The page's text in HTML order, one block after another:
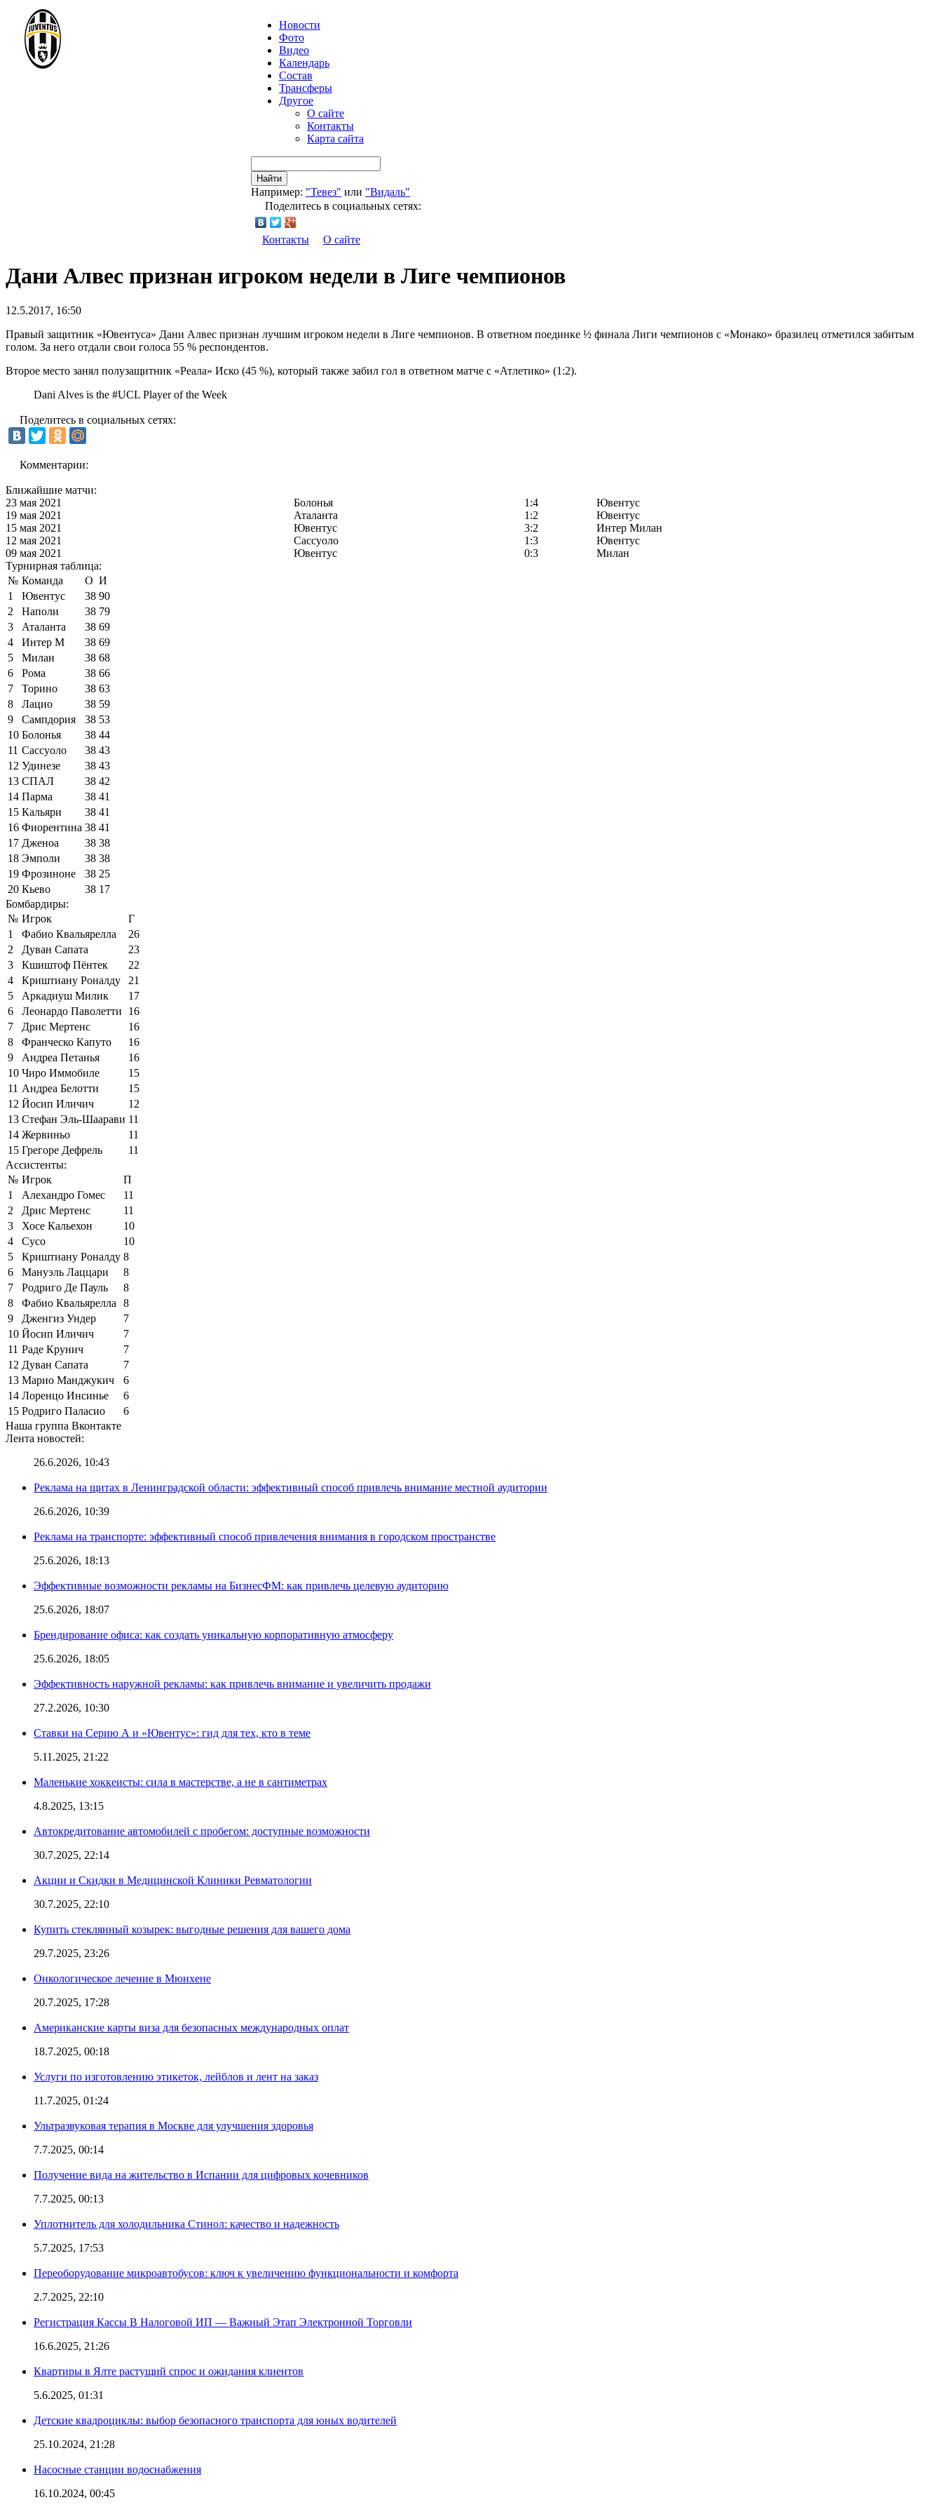
Новости
Фото
Видео
Календарь
Состав
Трансферы
Другое
О сайте
Контакты
Карта сайта
Найти
Например: "Тевез" или "Видаль"
Поделитесь в социальных сетях:
Контакты О сайте
Дани Алвес признан игроком недели в Лиге чемпионов
12.5.2017, 16:50
Правый защитник «Ювентуса» Дани Алвес признан лучшим игроком недели в Лиге чемпионов. В ответном поединке ½ финала Лиги чемпионов с «Монако» бразилец отметился забитым
голом. За него отдали свои голоса 55 % респондентов.
Второе место занял полузащитник «Реала» Иско (45 %), который также забил гол в ответном матче с «Атлетико» (1:2).
Dani Alves is the #UCL Player of the Week
Поделитесь в социальных сетях:
Комментарии:
Ближайшие матчи:
23 мая 2021
Болонья 1:4
Ювентус
19 мая 2021
Аталанта 1:2
Ювентус
15 мая 2021
Ювентус 3:2
Интер Милан
12 мая 2021
Сассуоло 1:3
Ювентус
09 мая 2021
Ювентус 0:3
Милан
Турнирная таблица:
№ Команда О И
1
Ювентус 38 90
2
Наполи 38 79
3
Аталанта 38 69
4
Интер М 38 69
5
Милан 38 68
6
Рома 38 66
7
Торино 38 63
8
Лацио 38 59
9
Сампдория 38 53
10 Болонья 38 44
11 Сассуоло 38 43
12 Удинезе 38 43
13 СПАЛ 38 42
14 Парма 38 41
15 Кальяри 38 41
16 Фиорентина 38 41
17 Дженоа 38 38
18 Эмполи 38 38
19 Фрозиноне 38 25
20 Кьево 38 17
Бомбардиры:
№ Игрок
Г
1
Фабио Квальярелла
26
2
Дуван Сапата
23
3
Кшиштоф Пёнтек
22
4
Криштиану Роналду
21
5
Аркадиуш Милик
17
6
Леонардо Паволетти
16
7
Дрис Мертенс
16
8
Франческо Капуто
16
9
Андреа Петанья
16
10 Чиро Иммобиле
15
11 Андреа Белотти
15
12 Йосип Иличич
12
13 Стефан Эль-Шаарави 11
14 Жервиньо
11
15 Грегоре Дефрель
11
Ассистенты:
№ Игрок
П
1
Алехандро Гомес
11
2
Дрис Мертенс
11
3
Хосе Кальехон
10
4
Сусо
10
5
Криштиану Роналду 8
6
Мануэль Лаццари
8
7
Родриго Де Пауль
8
8
Фабио Квальярелла
8
9
Дженгиз Ундер
7
10 Йосип Иличич
7
11 Раде Крунич
7
12 Дуван Сапата
7
13 Марио Манджукич
6
14 Лоренцо Инсинье
6
15 Родриго Паласио
6
Наша группа Вконтакте
Лента новостей:
26.6.2026, 10:43
Реклама на щитах в Ленинградской области: эффективный способ привлечь внимание местной аудитории
26.6.2026, 10:39
Реклама на транспорте: эффективный способ привлечения внимания в городском пространстве
25.6.2026, 18:13
Эффективные возможности рекламы на БизнесФМ: как привлечь целевую аудиторию
25.6.2026, 18:07
Брендирование офиса: как создать уникальную корпоративную атмосферу
25.6.2026, 18:05
Эффективность наружной рекламы: как привлечь внимание и увеличить продажи
27.2.2026, 10:30
Ставки на Серию А и «Ювентус»: гид для тех, кто в теме
5.11.2025, 21:22
Маленькие хоккеисты: сила в мастерстве, а не в сантиметрах
4.8.2025, 13:15
Автокредитование автомобилей с пробегом: доступные возможности
30.7.2025, 22:14
Акции и Скидки в Медицинской Клиники Ревматологии
30.7.2025, 22:10
Купить стеклянный козырек: выгодные решения для вашего дома
29.7.2025, 23:26
Онкологическое лечение в Мюнхене
20.7.2025, 17:28
Американские карты виза для безопасных международных оплат
18.7.2025, 00:18
Услуги по изготовлению этикеток, лейблов и лент на заказ
11.7.2025, 01:24
Ультразвуковая терапия в Москве для улучшения здоровья
7.7.2025, 00:14
Получение вида на жительство в Испании для цифровых кочевников
7.7.2025, 00:13
Уплотнитель для холодильника Стинол: качество и надежность
5.7.2025, 17:53
Переоборудование микроавтобусов: ключ к увеличению функциональности и комфорта
2.7.2025, 22:10
Регистрация Кассы В Налоговой ИП — Важный Этап Электронной Торговли
16.6.2025, 21:26
Квартиры в Ялте растущий спрос и ожидания клиентов
5.6.2025, 01:31
Детские квадроциклы: выбор безопасного транспорта для юных водителей
25.10.2024, 21:28
Насосные станции водоснабжения
16.10.2024, 00:45